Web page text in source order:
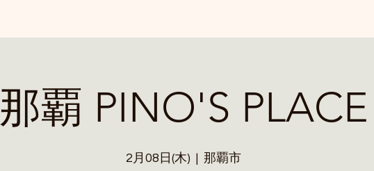
那覇 PINO'S PLACE
2月08日(木)
  |
那覇市